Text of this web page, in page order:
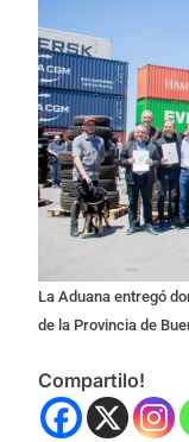
La Aduana entregó
de la Provincia de
Compartilo!